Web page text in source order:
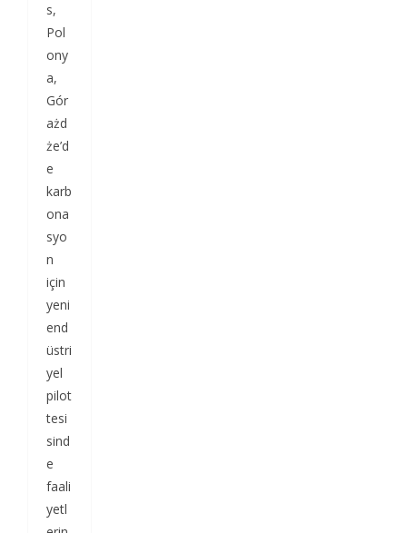
s,
Pol
ony
a,
Gór
ażd
że’d
e
karb
ona
syo
n
için
yeni
end
üstri
yel
pilot
tesi
sind
e
faali
yetl